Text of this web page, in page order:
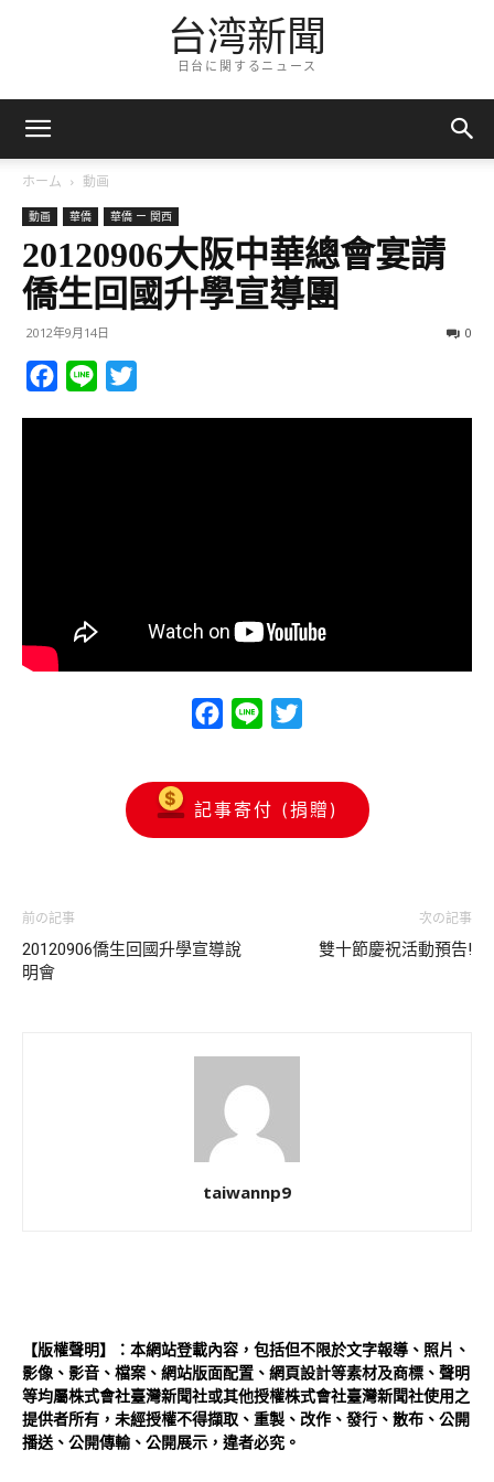
台湾新聞
日台に関するニュース
ホーム 動画
動画 華僑 華僑 ー 関西
20120906大阪中華總會宴請
僑生回國升學宣導團
2012年9月14日 0
Facebook
Line
Facebook
Line
記事寄付 (捐贈)
前の記事
20120906僑生回國升學宣導說
明會
次の記事
雙十節慶祝活動預告!
taiwannp9
【版權聲明】：本網站登載內容，包括但不限於文字報導、照片、
影像、影音、檔案、網站版面配置、網頁設計等素材及商標、聲明
等均屬株式會社臺灣新聞社或其他授權株式會社臺灣新聞社使用之
提供者所有，未經授權不得擷取、重製、改作、發行、散布、公開
播送、公開傳輸、公開展示，違者必究。